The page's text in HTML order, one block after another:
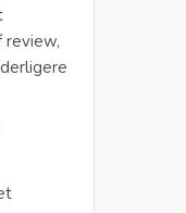
review,